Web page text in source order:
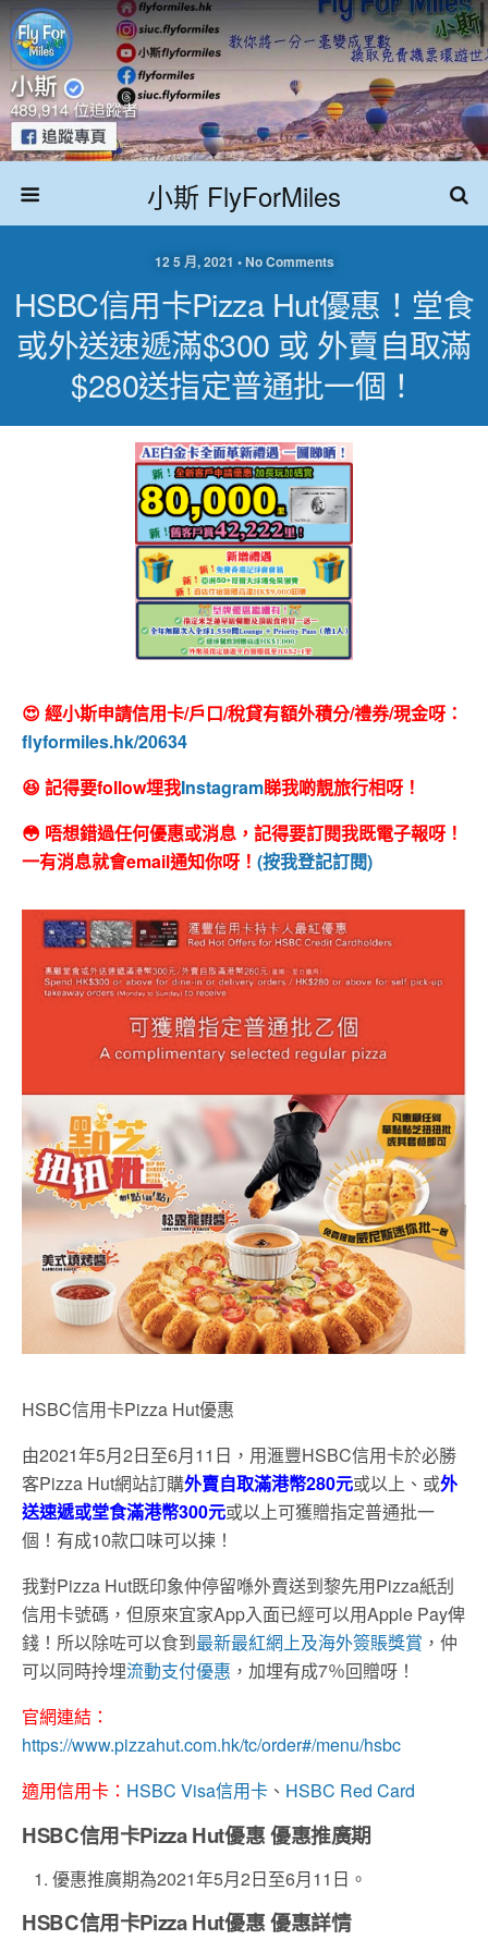
小斯 FlyForMiles
12 5 月, 2021 • No Comments
HSBC信用卡Pizza Hut優惠！堂食
或外送速遞滿$300 或 外賣自取滿
$280送指定普通批一個！
😍 經小斯申請信用卡/戶口/稅貸有額外積分/禮券/現金呀：
flyformiles.hk/20634
😆 記得要follow埋我Instagram睇我啲靚旅行相呀！
😳 唔想錯過任何優惠或消息，記得要訂閱我既電子報呀！
一有消息就會email通知你呀！ (按我登記訂閱)
HSBC信用卡Pizza Hut優惠
由2021年5月2日至6月11日，用滙豐HSBC信用卡於必勝
客Pizza Hut網站訂購外賣自取滿港幣280元或以上、或外
送速遞或堂食滿港幣300元或以上可獲贈指定普通批一
個！有成10款口味可以揀！
我對Pizza Hut既印象仲停留喺外賣送到黎先用Pizza紙刮
信用卡號碼，但原來宜家App入面已經可以用Apple Pay俾
錢！所以除咗可以食到最新最紅網上及海外簽賬獎賞 ，仲
可以同時拎埋流動支付優惠 ，加埋有成7％回贈呀！
官網連結：
https://www.pizzahut.com.hk/tc/order#/menu/hsbc
適用信用卡： HSBC Visa信用卡 、 HSBC Red Card
HSBC信用卡Pizza Hut優惠優惠推廣期
優惠推廣期為2021年5月2日至6月11日。
HSBC信用卡Pizza Hut優惠優惠詳情